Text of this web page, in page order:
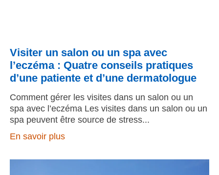
Visiter un salon ou un spa avec
l’eczéma : Quatre conseils pratiques
d’une patiente et d’une dermatologue
Comment gérer les visites dans un salon ou un
spa avec l’eczéma Les visites dans un salon ou un
spa peuvent être source de stress
En savoir plus